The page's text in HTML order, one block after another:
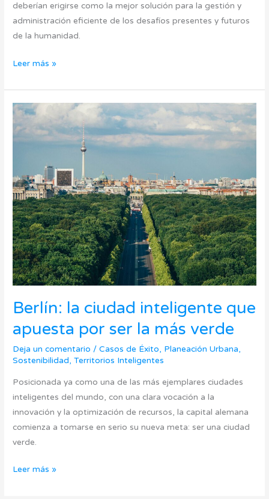
deberían erigirse como la mejor solución para la gestión y
administración eficiente de los desafíos presentes y futuros
de la humanidad.
Leer más »
Berlín: la ciudad inteligente que
apuesta por ser la más verde
Deja un comentario /Casos de Éxito, Planeación Urbana,
Sostenibilidad,Territorios Inteligentes
Posicionada ya como una de las más ejemplares ciudades
inteligentes del mundo, con una clara vocación a la
innovación y la optimización de recursos, la capital alemana
comienza a tomarse en serio su nueva meta: ser una ciudad
verde.
Berlín:
la
ciudad
apuesta
por
ser
la
más
verde
Leer más »